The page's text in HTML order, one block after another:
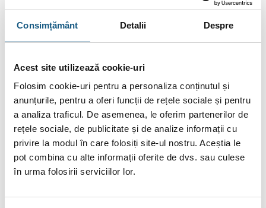
Consimțământ Detalii Despre
Acest site utilizează cookie-uri
Folosim cookie-uri pentru a personaliza conținutul și
anunțurile, pentru a oferi funcții de rețele sociale și pentru
a analiza traficul. De asemenea, le oferim partenerilor de
rețele sociale, de publicitate și de analize informații cu
privire la modul în care folosiți site-ul nostru. Aceștia le
pot combina cu alte informații oferite de dvs. sau culese
în urma folosirii serviciilor lor.
Huawei DDSU666/5 este special proiectat pentru sistemul
fotovoltaic, fiind noul senzor inteligent, cu funcții combinate
tensiunea, curentul, puterea, frecvența, factorul de putere,
realiza conexiunea cu un dispozitiv extern prin interfață de
comunicare RS485. Adaptarea montajului standard pe șină
DIN35mm, proiectat ca modul structural, prezintă volum
redus facilitand o instalare și conexiune ușoară.
Pachetul contine: